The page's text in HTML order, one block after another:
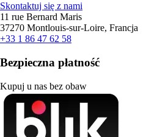
Skontaktuj się z nami
11 rue Bernard Maris
37270 Montlouis-sur-Loire, Francja
+33 1 86 47 62 58
Bezpieczna płatność
Kupuj u nas bez obaw